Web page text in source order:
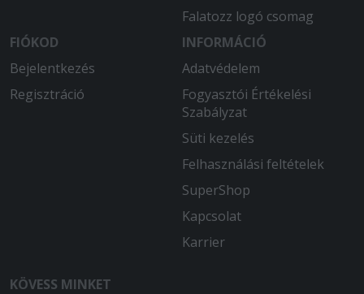
Falatozz logó csomag
FIÓKOD
Bejelentkezés
Regisztráció
INFORMÁCIÓ
Adatvédelem
Fogyasztói Értékelési
Szabályzat
Süti kezelés
Felhasználási feltételek
SuperShop
Kapcsolat
Karrier
KÖVESS MINKET